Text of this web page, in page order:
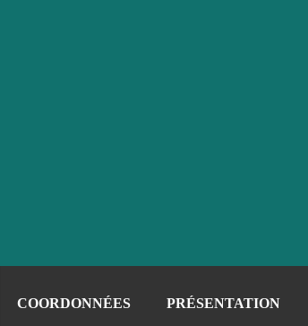
COORDONNÉES PRÉSENTATION